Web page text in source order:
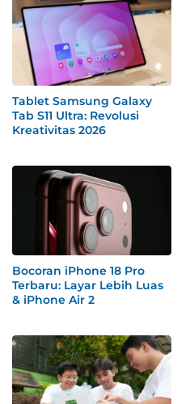
Tablet Samsung Galaxy
Tab S11 Ultra: Revolusi
Kreativitas 2026
Bocoran iPhone 18 Pro
Terbaru: Layar Lebih Luas
& iPhone Air 2